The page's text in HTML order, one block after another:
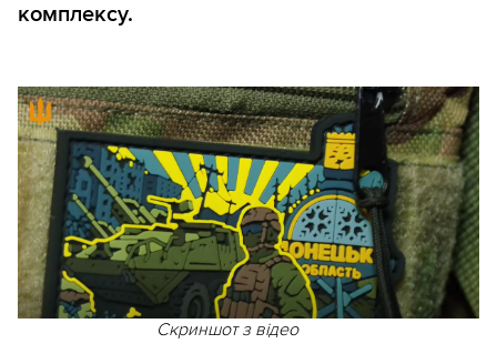
комплексу.
Скриншот з відео